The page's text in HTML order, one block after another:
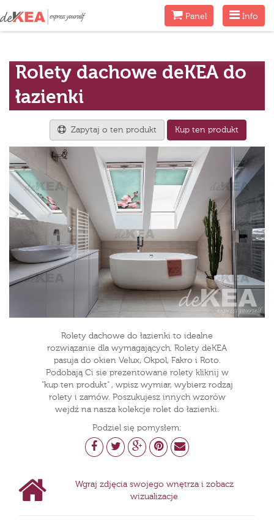
Menu
Info
MenuPanel
Rolety dachowe deKEA do
łazienki
Zapytaj o ten produkt Kup ten produkt
Rolety dachowe do łazienki to idealne
rozwiązanie dla wymagających. Rolety deKEA
pasuja do okien Velux, Okpol, Fakro i Roto.
Podobają Ci sie prezentowane rolety kliknij w
"kup ten produkt" , wpisz wymiar, wybierz rodzaj
rolety i zamów. Poszukujesz innych wzorów
wejdź na nasza kolekcje rolet do łazienki.
Podziel się pomysłem:
Wgraj zdjęcia swojego wnętrza i zobacz
wizualizacje